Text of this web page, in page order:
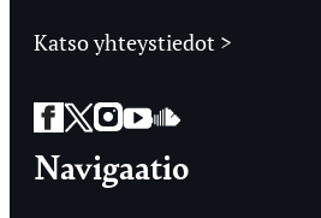
Katso yhteystiedot >
Facebook
Twitter
Instagram
YouTube
SoundCloud
Navigaatio